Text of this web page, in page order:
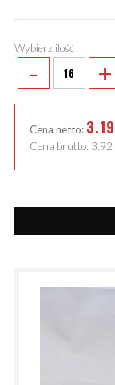
Wybierz ilość
- +
Cena netto: 3.19
Cena brutto: 3.92